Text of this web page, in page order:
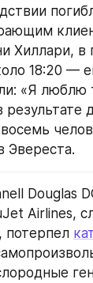
Хиллари, в
18:20 —
«Я люблю
результате
восемь
Эвереста.
Douglas
Airlines,
потерпел